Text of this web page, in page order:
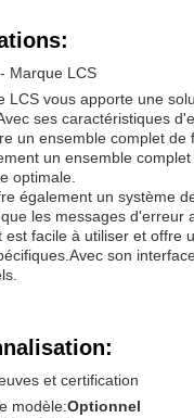
Marque LCS
LCS vous apporte une
ses caractéristiques
un ensemble complet
un ensemble
optimale.
également un système
les messages d'erreur
est facile à utiliser et offre
son
et certification
modèle:Optionnel